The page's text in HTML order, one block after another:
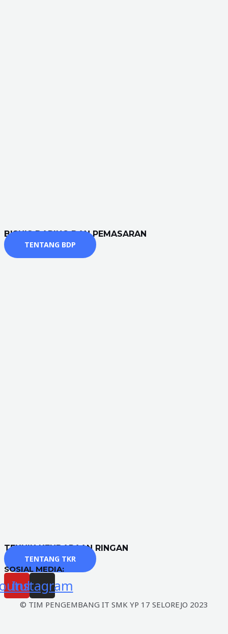
BISNIS DARING DAN PEMASARAN
TENTANG BDP
TEKNIK KENDARAAN RINGAN
TENTANG TKR
SOSIAL MEDIA:
Instagram
© TIM PENGEMBANG IT SMK YP 17 SELOREJO 2023